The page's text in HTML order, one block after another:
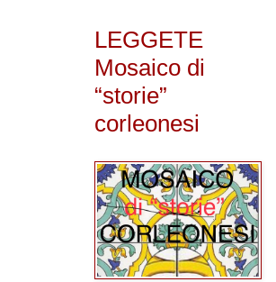
LEGGETE
Mosaico di
“storie”
corleonesi